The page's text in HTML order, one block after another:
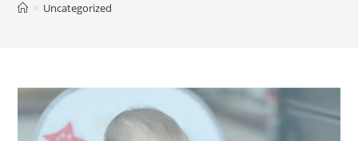
> Uncategorized